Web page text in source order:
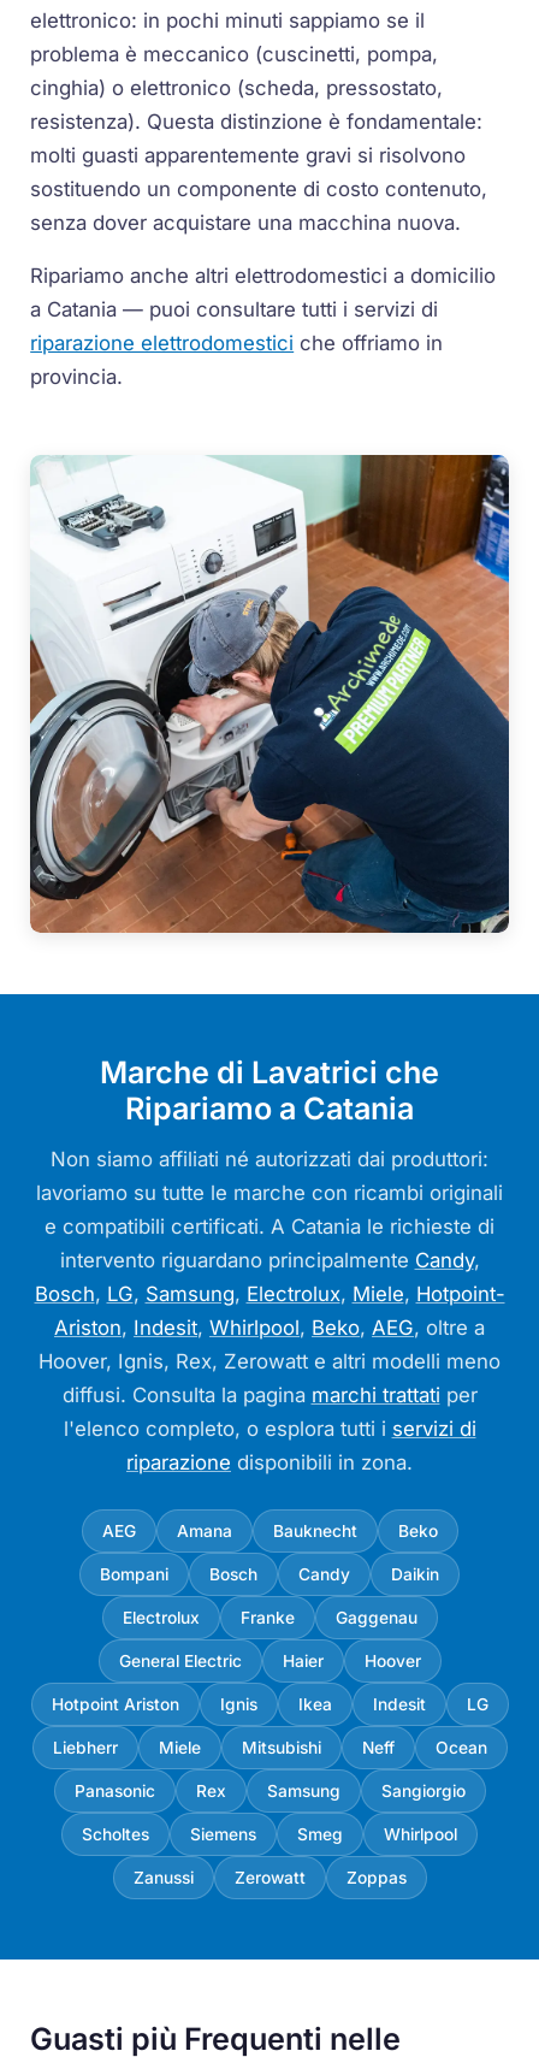
elettronico: in pochi minuti sappiamo se il
problema è meccanico (cuscinetti, pompa,
cinghia) o elettronico (scheda, pressostato,
resistenza). Questa distinzione è fondamentale:
molti guasti apparentemente gravi si risolvono
sostituendo un componente di costo contenuto,
senza dover acquistare una macchina nuova.
Ripariamo anche altri elettrodomestici a domicilio
a Catania — puoi consultare tutti i servizi di
riparazione elettrodomestici che offriamo in
provincia.
Marche di Lavatrici che
Ripariamo a Catania
Non siamo affiliati né autorizzati dai produttori:
lavoriamo su tutte le marche con ricambi originali
e compatibili certificati. A Catania le richieste di
intervento riguardano principalmente Candy,
Bosch, LG, Samsung, Electrolux, Miele, Hotpoint-
Ariston, Indesit, Whirlpool, Beko, AEG, oltre a
Hoover, Ignis, Rex, Zerowatt e altri modelli meno
diffusi. Consulta la pagina marchi trattati per
l'elenco completo, o esplora tutti i servizi di
riparazione disponibili in zona.
AEG Amana Bauknecht Beko
Bompani Bosch Candy Daikin
Electrolux Franke Gaggenau
General Electric Haier Hoover
Hotpoint Ariston Ignis Ikea Indesit LG
Liebherr Miele Mitsubishi Neff Ocean
Panasonic Rex Samsung Sangiorgio
Scholtes Siemens Smeg Whirlpool
Zanussi Zerowatt Zoppas
Guasti più Frequenti nelle